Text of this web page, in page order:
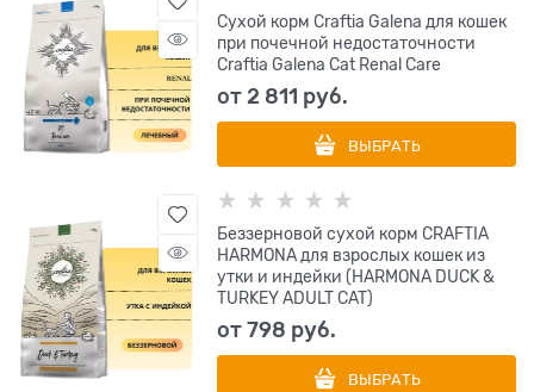
Сухой корм Craftia Galena для кошек
при почечной недостаточности
Craftia Galena Cat Renal Care
от2 811 руб.
ВЫБРАТЬ
Беззерновой сухой корм CRAFTIA
HARMONA для взрослых кошек из
утки и индейки (HARMONA DUCK &
TURKEY ADULT CAT)
от798 руб.
ВЫБРАТЬ